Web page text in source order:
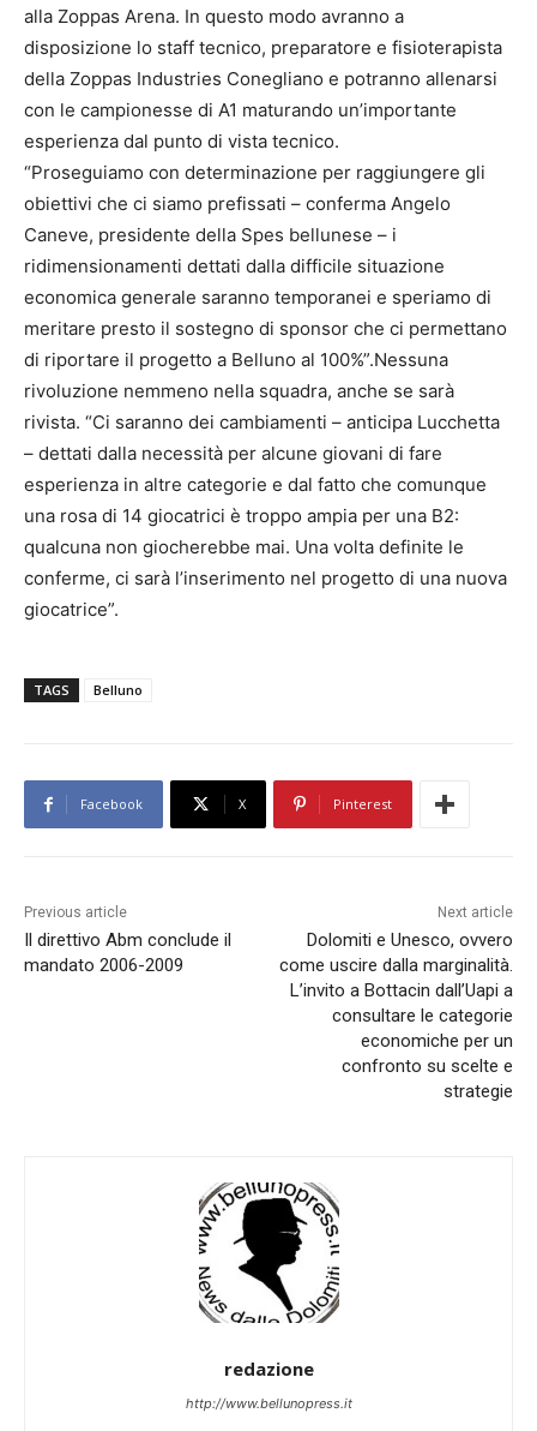
alla Zoppas Arena. In questo modo avranno a
disposizione lo staff tecnico, preparatore e fisioterapista
della Zoppas Industries Conegliano e potranno allenarsi
con le campionesse di A1 maturando un’importante
esperienza dal punto di vista tecnico.
“Proseguiamo con determinazione per raggiungere gli
obiettivi che ci siamo prefissati – conferma Angelo
Caneve, presidente della Spes bellunese – i
ridimensionamenti dettati dalla difficile situazione
economica generale saranno temporanei e speriamo di
meritare presto il sostegno di sponsor che ci permettano
di riportare il progetto a Belluno al 100%”.Nessuna
rivoluzione nemmeno nella squadra, anche se sarà
rivista. “Ci saranno dei cambiamenti – anticipa Lucchetta
– dettati dalla necessità per alcune giovani di fare
esperienza in altre categorie e dal fatto che comunque
una rosa di 14 giocatrici è troppo ampia per una B2:
qualcuna non giocherebbe mai. Una volta definite le
conferme, ci sarà l’inserimento nel progetto di una nuova
giocatrice”.
TAGS Belluno
Facebook X Pinterest
Previous article
Il direttivo Abm conclude il
mandato 2006-2009
Next article
Dolomiti e Unesco, ovvero
come uscire dalla marginalità.
L’invito a Bottacin dall’Uapi a
consultare le categorie
economiche per un
confronto su scelte e
strategie
redazione
http://www.bellunopress.it